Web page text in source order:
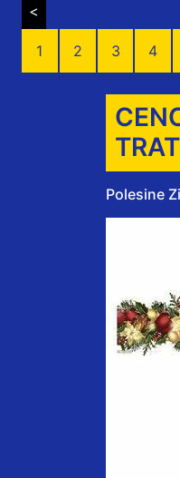
<
1 2 3 4
Polesine